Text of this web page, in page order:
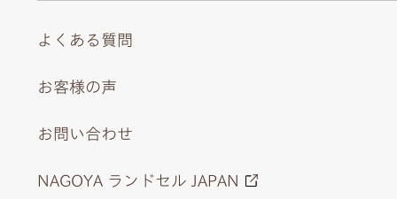
よくある質問
お客様の声
お問い合わせ
NAGOYA ランドセル JAPAN